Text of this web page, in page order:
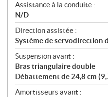
Assistance à la conduite :
N/D
Direction assistée :
Système de servodirection
Suspension avant :
Bras triangulaire double
Débattement de 24,8 cm
Amortisseurs avant :